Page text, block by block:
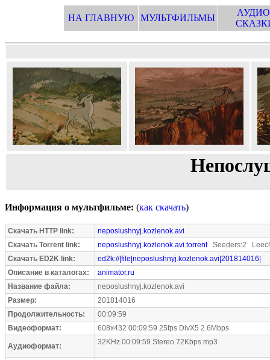
НА ГЛАВНУЮ МУЛЬТФИЛЬМЫ
Информация о мультфильме: (как скачать)
Скачать HTTP link:
neposlushnyj.kozlenok.avi
Скачать Torrent link:
neposlushnyj.kozlenok.avi.torrentSeeders:2
Скачать ED2K link:
ed2k://|file|neposlushnyj.kozlenok.avi|201814016|
Описание в каталогах:
animator.ru
Название файла:
neposlushnyj.kozlenok.avi
Размер:
201814016
Продолжительность:
00:09:59
Видеоформат:
608x432 00:09:59 25fps DivX5 2.6Mbps
Аудиоформат: 32KHz 00:09:59 Stereo 72Kbps mp3